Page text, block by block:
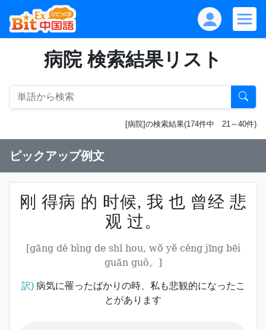
病院 検索結果リスト
[病院]の検索結果(174件中 21～40件)
ピックアップ例文
刚 得病 的 时候, 我 也 曾经 悲
观 过。
[gāng dé bìng de shí hou, wǒ yě céng jīng bēi
guān guò。]
訳)病気に罹ったばかりの時、私も悲観的になったこ
とがあります